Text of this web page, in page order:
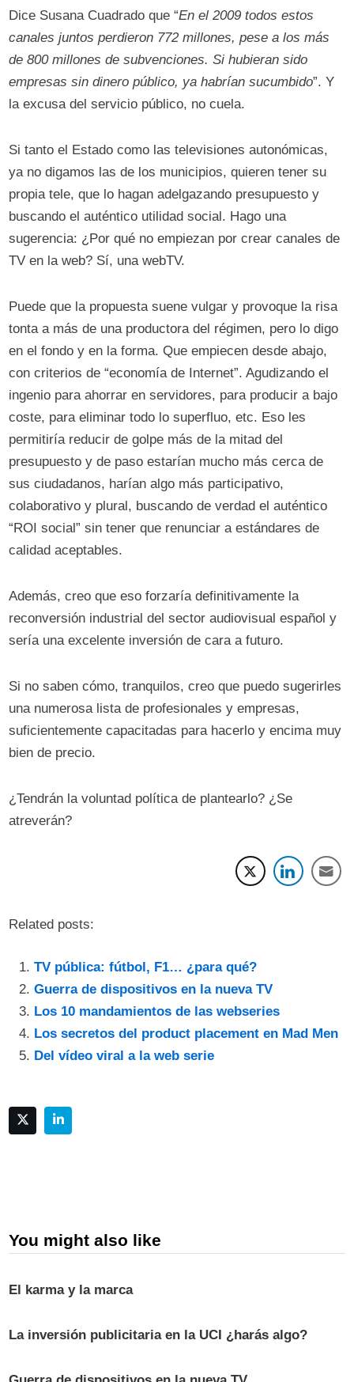
Dice Susana Cuadrado que “En el 2009 todos estos
canales juntos perdieron 772 millones, pese a los más
de 800 millones de subvenciones. Si hubieran sido
empresas sin dinero público, ya habrían sucumbido”. Y
la excusa del servicio público, no cuela.
Si tanto el Estado como las televisiones autonómicas,
ya no digamos las de los municipios, quieren tener su
propia tele, que lo hagan adelgazando presupuesto y
buscando el auténtico utilidad social. Hago una
sugerencia: ¿Por qué no empiezan por crear canales de
TV en la web? Sí, una webTV.
Puede que la propuesta suene vulgar y provoque la risa
tonta a más de una productora del régimen, pero lo digo
en el fondo y en la forma. Que empiecen desde abajo,
con criterios de “economía de Internet”. Agudizando el
ingenio para ahorrar en servidores, para producir a bajo
coste, para eliminar todo lo superfluo, etc. Eso les
permitiría reducir de golpe más de la mitad del
presupuesto y de paso estarían mucho más cerca de
sus ciudadanos, harían algo más participativo,
colaborativo y plural, buscando de verdad el auténtico
“ROI social” sin tener que renunciar a estándares de
calidad aceptables.
Además, creo que eso forzaría definitivamente la
reconversión industrial del sector audiovisual español y
sería una excelente inversión de cara a futuro.
Si no saben cómo, tranquilos, creo que puedo sugerirles
una numerosa lista de profesionales y empresas,
suficientemente capacitadas para hacerlo y encima muy
bien de precio.
¿Tendrán la voluntad política de plantearlo? ¿Se
atreverán?
Related posts:
TV pública: fútbol, F1… ¿para qué?
Guerra de dispositivos en la nueva TV
Los 10 mandamientos de las webseries
Los secretos del product placement en Mad Men
Del vídeo viral a la web serie
You might also like
El karma y la marca
La inversión publicitaria en la UCI ¿harás algo?